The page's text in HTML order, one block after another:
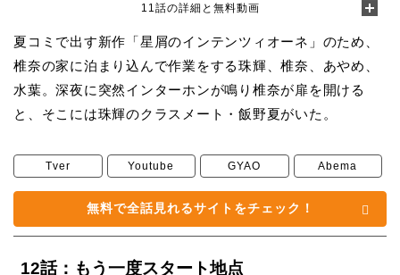
11話の詳細と無料動画
夏コミで出す新作「星屑のインテンツィオーネ」のため、
椎奈の家に泊まり込んで作業をする珠輝、椎奈、あやめ、
水葉。深夜に突然インターホンが鳴り椎奈が扉を開ける
と、そこには珠輝のクラスメート・飯野夏がいた。
Tver Youtube GYAO Abema
無料で全話見れるサイトをチェック！
12話：もう一度スタート地点